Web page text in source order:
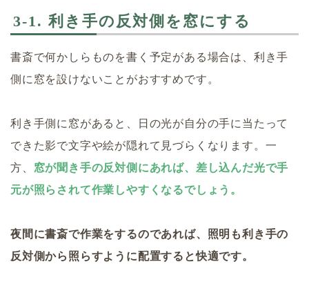
3-1. 利き手の反対側を窓にする
書斎で何かしらものを書く予定がある場合は、利き手
側に窓を設けないことがおすすめです。
利き手側に窓があると、日の光が自分の手に当たって
できた影で文字や絵が隠れて見づらくなります。一
方、 窓が聞き手の反対側にあれば、差し込んだ光で手
元が照らされて作業しやすくなるでしょう。
夜間に書斎で作業をするのであれば、照明も利き手の
反対側から照らすように配置すると快適です。